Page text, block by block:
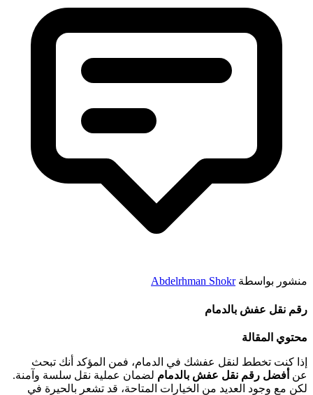
منشور بواسطةAbdelrhman Shokr
رقم نقل عفش بالدمام
محتوي المقالة
إذا كنت تخطط لنقل عفشك في الدمام، فمن المؤكد أنك تبحث
عن أفضل رقم نقل عفش بالدمام لضمان عملية نقل سلسة وآمنة.
لكن مع وجود العديد من الخيارات المتاحة، قد تشعر بالحيرة في